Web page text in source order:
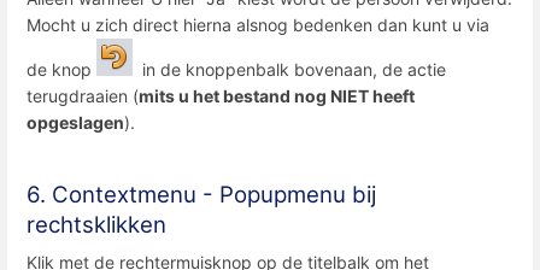
Mocht u zich direct hierna alsnog bedenken dan kunt u via
de knop
in de knoppenbalk bovenaan, de actie
terugdraaien (mits u het bestand nog NIET heeft
opgeslagen).
6. Contextmenu - Popupmenu bij
rechtsklikken
Klik met de rechtermuisknop op de titelbalk om het